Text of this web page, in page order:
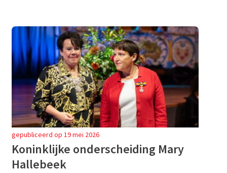
gepubliceerd op 19 mei 2026
Koninklijke onderscheiding Mary
Hallebeek